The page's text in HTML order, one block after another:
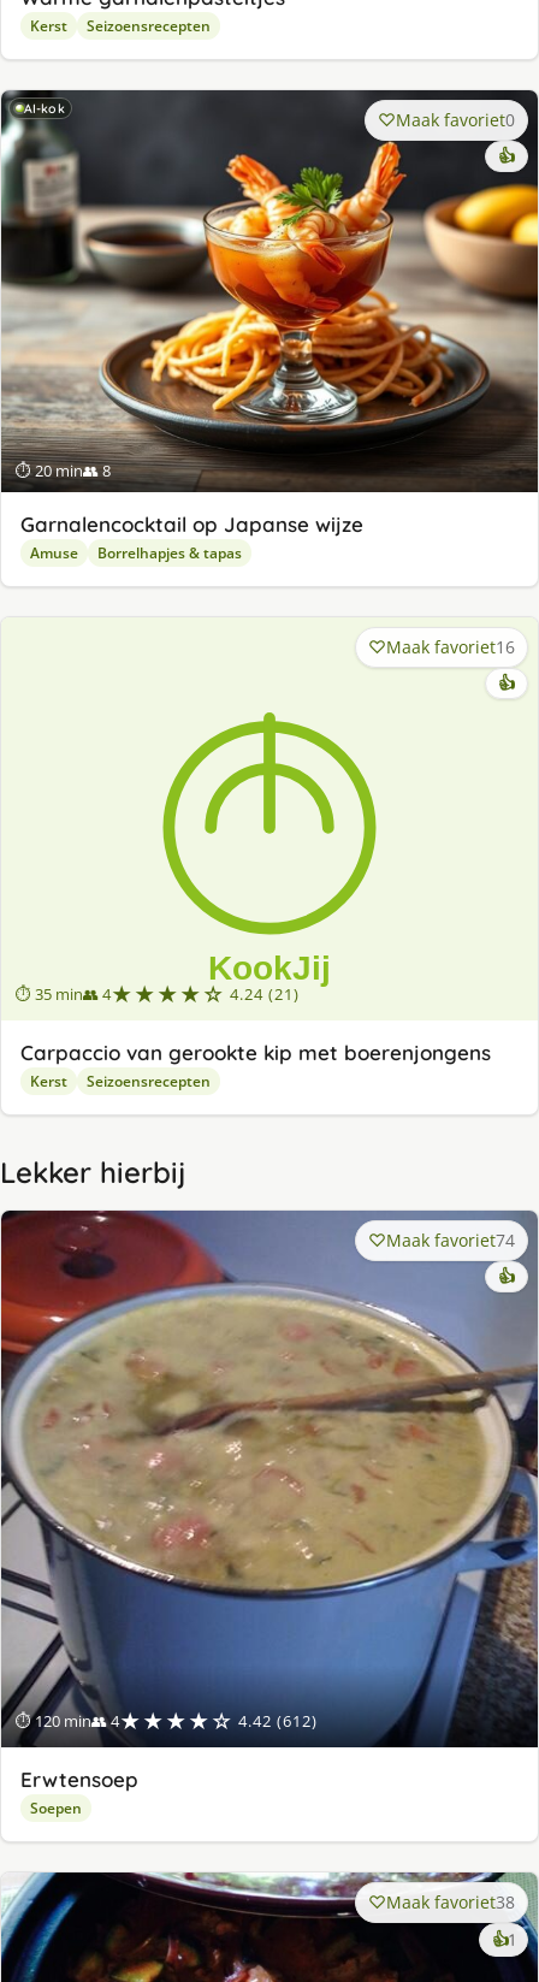
Kerst Seizoensrecepten
AI-kok
⏱ 20 min👥 8
Maak favoriet0
👍
Garnalencocktail op Japanse wijze
Amuse Borrelhapjes & tapas
⏱ 35 min👥 4★★★★☆ 4.24 (21)
Maak favoriet16
👍
Carpaccio van gerookte kip met boerenjongens
Kerst Seizoensrecepten
Lekker hierbij
⏱ 120 min👥 4★★★★☆ 4.42 (612)
Maak favoriet74
👍
Erwtensoep
Soepen
Maak favoriet38
👍1